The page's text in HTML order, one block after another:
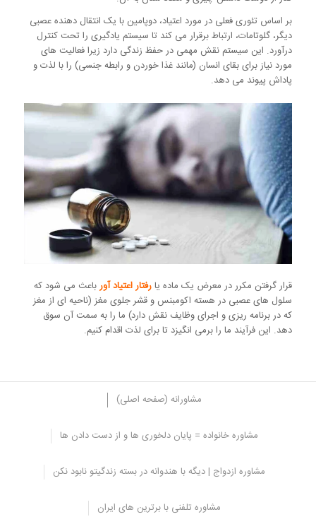
بر اساس تئوری فعلی در مورد اعتیاد، دوپامین با یک انتقال دهنده عصبی
دیگر، گلوتامات، ارتباط برقرار می کند تا سیستم یادگیری را تحت کنترل
درآورد. این سیستم نقش مهمی در حفظ زندگی دارد زیرا فعالیت های
مورد نیاز برای بقای انسان (مانند غذا خوردن و رابطه جنسی) را با لذت و
پاداش پیوند می دهد.
قرار گرفتن مکرر در معرض یک ماده یارفتار اعتیاد آور باعث می شود که
سلول های عصبی در هسته اکومبنس و قشر جلوی مغز (ناحیه ای از مغز
که در برنامه ریزی و اجرای وظایف نقش دارد) ما را به سمت آن سوق
دهد. این فرآیند ما را برمی انگیزد تا برای لذت اقدام کنیم.
مشاورانه (صفحه اصلی)
مشاوره خانواده = پایان دلخوری ها و از دست دادن ها
مشاوره ازدواج | دیگه با هندوانه در بسته زندگیتو نابود نکن
مشاوره تلفنی با برترین های ایران
تعیین اینکه آیا اعتیاد دارید یا نه کاملاً ساده نیست. عمدتاً به دلیل انگ و
، اعتراف به آن آسان نیست،. اما اعتراف به مشکل
اعتیاد اولین قدم به سوی بهبودی است.